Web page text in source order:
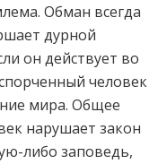
Обман всегда
дурной
он действует во
человек
мира. Общее
нарушает закон
либо заповедь,